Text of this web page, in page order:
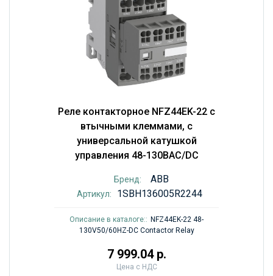
Реле контакторное NFZ44EK-22 с
втычными клеммами, с
универсальной катушкой
управления 48-130BAC/DC
Бренд: ABB
Артикул: 1SBH136005R2244
Описание в каталоге:: NFZ44EK-22 48-
130V50/60HZ-DC Contactor Relay
7 999.04 р.
Цена с НДС